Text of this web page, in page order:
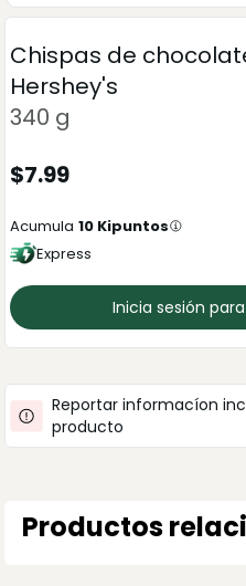
Chispas de
Hershey's
340 g
$7.99
Acumula 10 Kipuntos
Express
Inicia sesión
Reportar informacíon
producto
Productos